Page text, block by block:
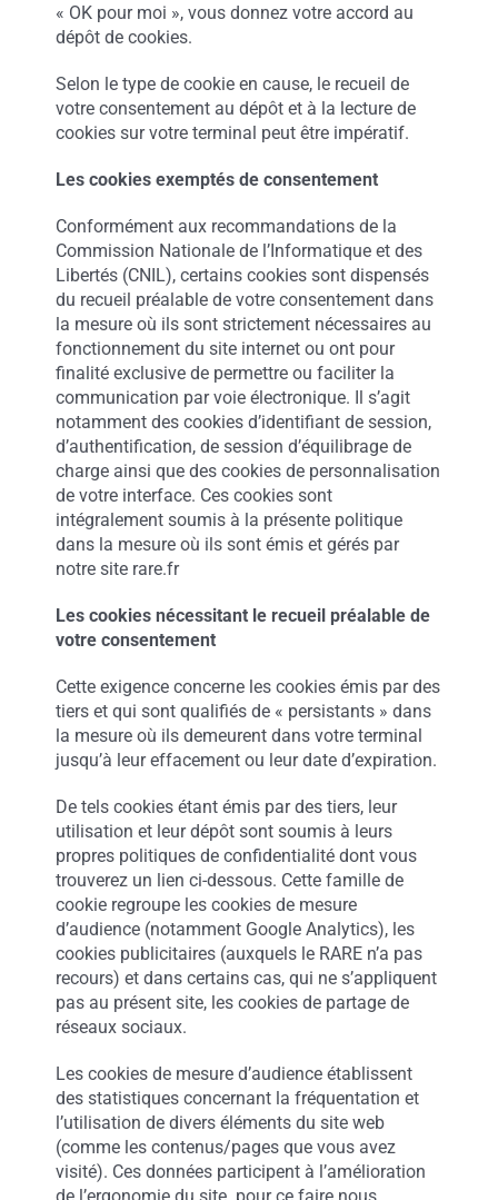
« OK pour moi », vous donnez votre accord au
dépôt de cookies.
Selon le type de cookie en cause, le recueil de
votre consentement au dépôt et à la lecture de
cookies sur votre terminal peut être impératif.
Les cookies exemptés de consentement
Conformément aux recommandations de la
Commission Nationale de l’Informatique et des
Libertés (CNIL), certains cookies sont dispensés
du recueil préalable de votre consentement dans
la mesure où ils sont strictement nécessaires au
fonctionnement du site internet ou ont pour
finalité exclusive de permettre ou faciliter la
communication par voie électronique. Il s’agit
notamment des cookies d’identifiant de session,
d’authentification, de session d’équilibrage de
charge ainsi que des cookies de personnalisation
de votre interface. Ces cookies sont
intégralement soumis à la présente politique
dans la mesure où ils sont émis et gérés par
notre site rare.fr
Les cookies nécessitant le recueil préalable de
votre consentement
Cette exigence concerne les cookies émis par des
tiers et qui sont qualifiés de « persistants » dans
la mesure où ils demeurent dans votre terminal
jusqu’à leur effacement ou leur date d’expiration.
De tels cookies étant émis par des tiers, leur
utilisation et leur dépôt sont soumis à leurs
propres politiques de confidentialité dont vous
trouverez un lien ci-dessous. Cette famille de
cookie regroupe les cookies de mesure
d’audience (notamment Google Analytics), les
cookies publicitaires (auxquels le RARE n’a pas
recours) et dans certains cas, qui ne s’appliquent
pas au présent site, les cookies de partage de
réseaux sociaux.
Les cookies de mesure d’audience établissent
des statistiques concernant la fréquentation et
l’utilisation de divers éléments du site web
(comme les contenus/pages que vous avez
visité). Ces données participent à l’amélioration